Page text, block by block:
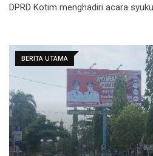
DPRD Kotim menghadiri acara
BERITA UTAMA